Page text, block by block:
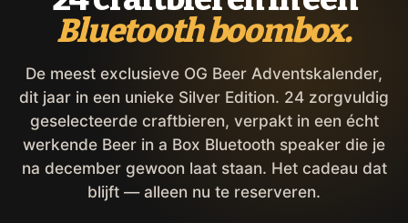
Bluetooth boombox.
De meest exclusieve OG Beer Adventskalender,
dit jaar in een unieke Silver Edition. 24 zorgvuldig
geselecteerde craftbieren, verpakt in een écht
werkende Beer in a Box Bluetooth speaker die je
na december gewoon laat staan. Het cadeau dat
blijft — alleen nu te reserveren.